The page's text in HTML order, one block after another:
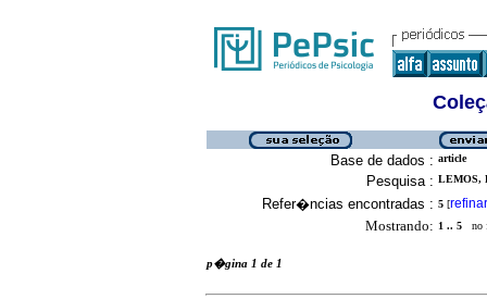
Base de dados : article
Pesquisa : LEMOS,
Refer�ncias encontradas : 5 [refinar
Mostrando: 1 .. 5 no
p�gina 1 de 1